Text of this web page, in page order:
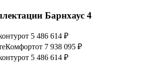
Барнхаус 4
от 5 486 614 ₽
Комфортот 7 938 095 ₽
от 5 486 614 ₽